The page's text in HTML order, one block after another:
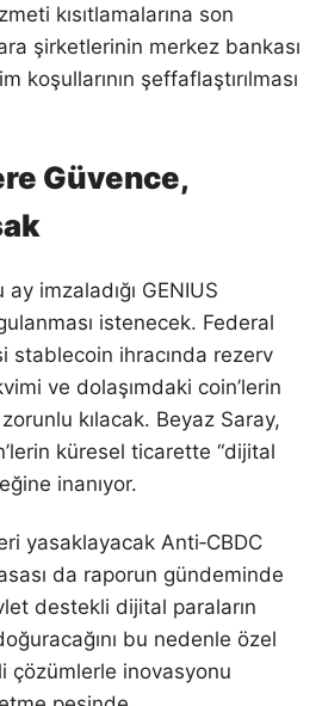
kısıtlamalarına son
şirketlerinin merkez bankası
koşullarının şeffaflaştırılması
Güvence,
ay imzaladığı GENIUS
istenecek. Federal
stablecoin ihracında rezerv
ve dolaşımdaki coin’lerin
kılacak. Beyaz Saray,
küresel ticarette “dijital
inanıyor.
yasaklayacak Anti‑CBDC
da raporun gündeminde
destekli dijital paraların
bu nedenle özel
çözümlerle inovasyonu